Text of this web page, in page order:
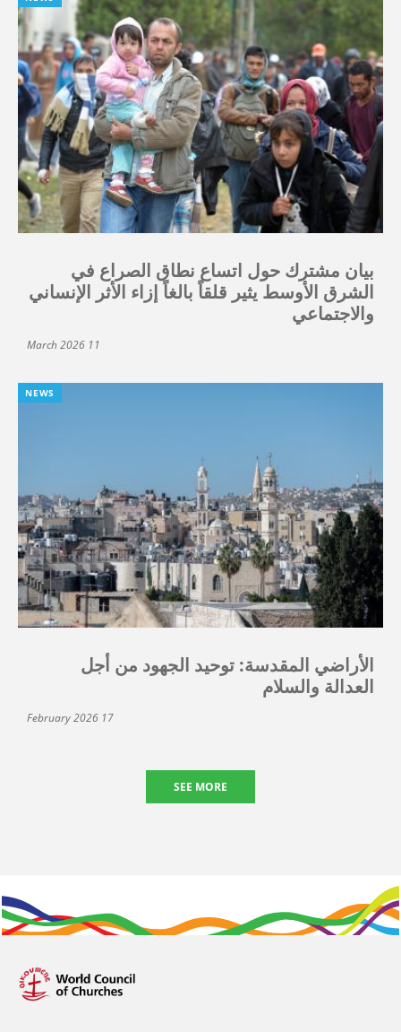
بيان مشترك حول اتساع نطاق الصراع في
الشرق الأوسط يثير قلقاً بالغاً إزاء الأثر الإنساني
والاجتماعي
11 March 2026
NEWS
الأراضي المقدسة: توحيد الجهود من أجل
العدالة والسلام
17 February 2026
SEE MORE